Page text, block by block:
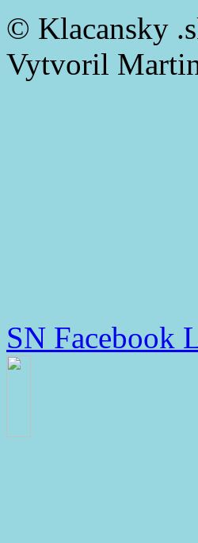
© Klacansky
Vytvoril
SN Facebook